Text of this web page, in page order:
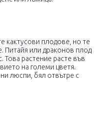
кактусови плодове, но те
Питайя или драконов плод
Това растение расте във
на големи цветя.
люспи, бял отвътре с